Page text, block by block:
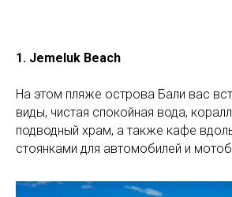
1. Jemeluk Beach
На этом пляже острова Бали вас
виды, чистая спокойная вода,
подводный храм, а также кафе
стоянками для автомобилей и